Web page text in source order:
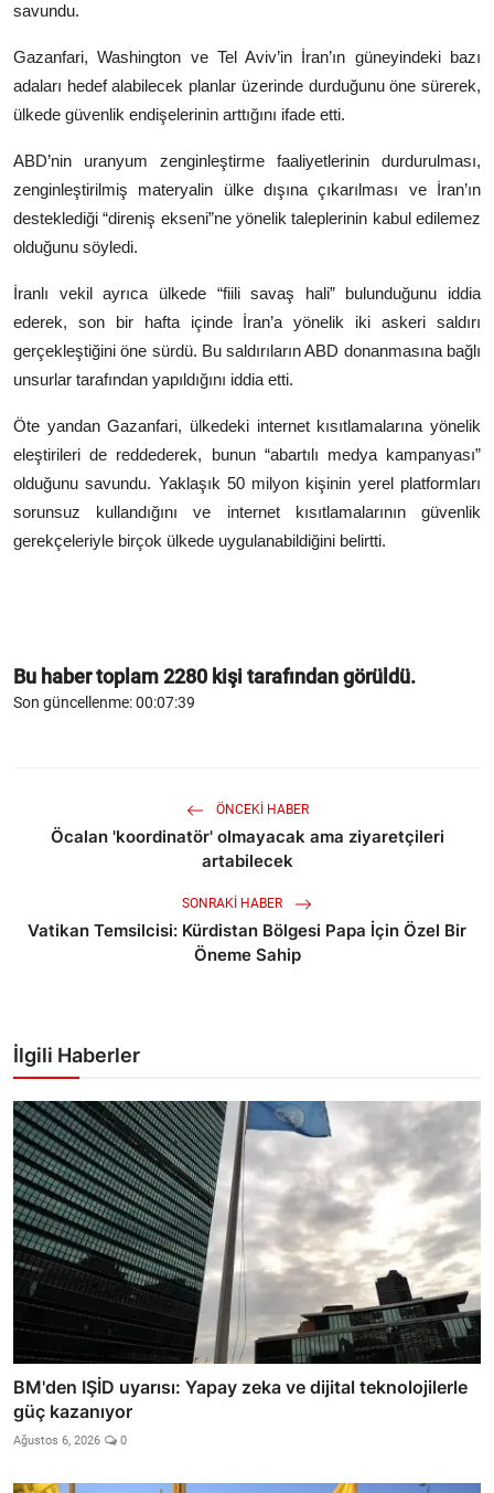
savundu.
Gazanfari, Washington ve Tel Aviv’in İran’ın güneyindeki bazı
adaları hedef alabilecek planlar üzerinde durduğunu öne sürerek,
ülkede güvenlik endişelerinin arttığını ifade etti.
ABD’nin uranyum zenginleştirme faaliyetlerinin durdurulması,
zenginleştirilmiş materyalin ülke dışına çıkarılması ve İran’ın
desteklediği “direniş ekseni”ne yönelik taleplerinin kabul edilemez
olduğunu söyledi.
İranlı vekil ayrıca ülkede “fiili savaş hali” bulunduğunu iddia
ederek, son bir hafta içinde İran’a yönelik iki askeri saldırı
gerçekleştiğini öne sürdü. Bu saldırıların ABD donanmasına bağlı
unsurlar tarafından yapıldığını iddia etti.
Öte yandan Gazanfari, ülkedeki internet kısıtlamalarına yönelik
eleştirileri de reddederek, bunun “abartılı medya kampanyası”
olduğunu savundu. Yaklaşık 50 milyon kişinin yerel platformları
sorunsuz kullandığını ve internet kısıtlamalarının güvenlik
gerekçeleriyle birçok ülkede uygulanabildiğini belirtti.
Bu haber toplam2280 kişi tarafından görüldü.
Son güncellenme: 00:07:39
ÖNCEKI HABER
Öcalan 'koordinatör' olmayacak ama ziyaretçileri
artabilecek
SONRAKI HABER
Vatikan Temsilcisi: Kürdistan Bölgesi Papa İçin Özel Bir
Öneme Sahip
İlgili Haberler
BM'den IŞİD uyarısı: Yapay zeka ve dijital teknolojilerle
güç kazanıyor
Ağustos 6, 2026 0